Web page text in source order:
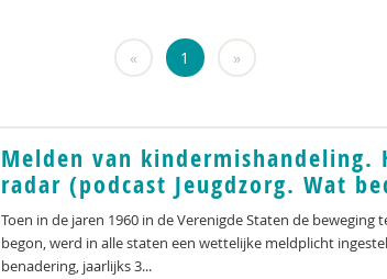
« 1 »
Melden van kindermishandeling.
radar (podcast Jeugdzorg. Wat
Toen in de jaren 1960 in de Verenigde Staten de beweging
begon, werd in alle staten een wettelijke meldplicht
benadering, jaarlijks 3...